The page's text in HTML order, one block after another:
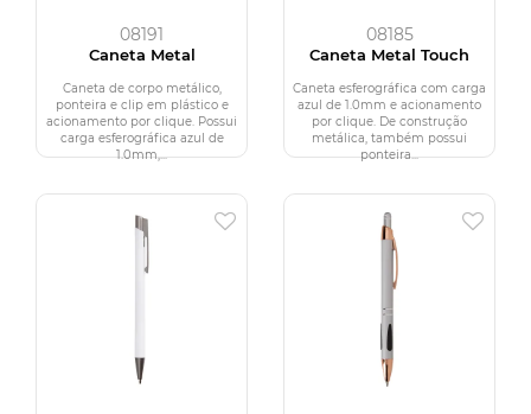
08191
Caneta Metal
Caneta de corpo metálico,
ponteira e clip em plástico e
acionamento por clique. Possui
carga esferográfica azul de
1.0mm,...
08185
Caneta Metal Touch
Caneta esferográfica com carga
azul de 1.0mm e acionamento
por clique. De construção
metálica, também possui
ponteira...